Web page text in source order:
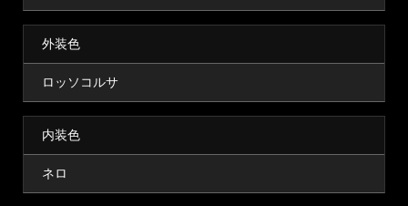
外装色
ロッソコルサ
内装色
ネロ